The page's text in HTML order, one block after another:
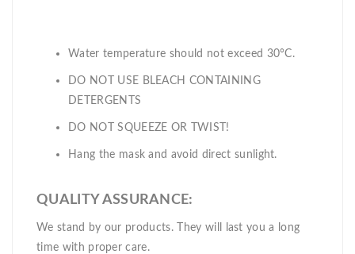
Water temperature should not exceed 30°C.
DO NOT USE BLEACH CONTAINING
DETERGENTS
DO NOT SQUEEZE OR TWIST!
Hang the mask and avoid direct sunlight.
QUALITY ASSURANCE:
We stand by our products. They will last you a long
time with proper care.